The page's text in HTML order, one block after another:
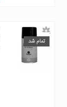
تمام شد